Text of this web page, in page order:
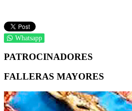
Whatsapp
PATROCINADORES
FALLERAS MAYORES